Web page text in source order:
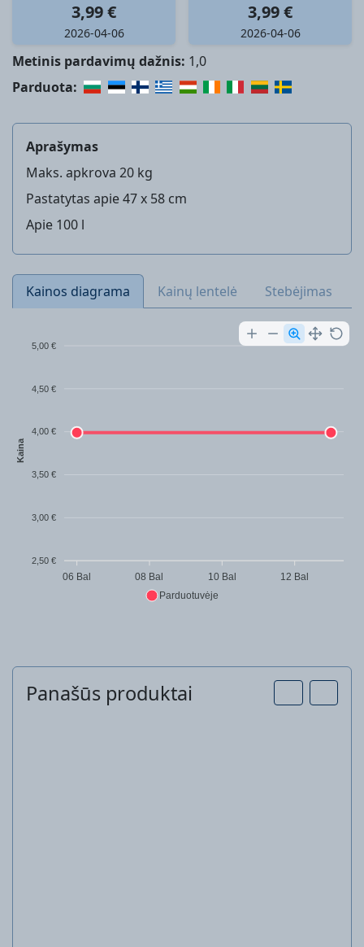
3,99 €
2026-04-06
3,99 €
2026-04-06
Metinis pardavimų dažnis: 1,0
Parduota:
Aprašymas
Maks. apkrova 20 kg
Pastatytas apie 47 x 58 cm
Apie 100 l
Kainos diagrama Kainų lentelė Stebėjimas
5,00 €
4,50 €
4,00 €
3,50 €
3,00 €
2,50 €
Kaina
06 Bal 08 Bal 10 Bal 12 Bal
Parduotuvėje
Panašūs produktai